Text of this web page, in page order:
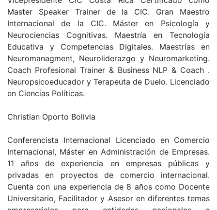
Master Speaker Trainer de la CIC. Gran Maestro
Internacional de la CIC. Máster en Psicología y
Neurociencias Cognitivas. Maestría en Tecnología
Educativa y Competencias Digitales. Maestrías en
Neuromanagment, Neuroliderazgo y Neuromarketing.
Coach Profesional Trainer & Business NLP & Coach .
Neuropsicoeducador y Terapeuta de Duelo. Licenciado
en Ciencias Políticas.
Christian Oporto Bolivia
Conferencista Internacional Licenciado en Comercio
Internacional, Máster en Administración de Empresas.
11 años de experiencia en empresas públicas y
privadas en proyectos de comercio internacional.
Cuenta con una experiencia de 8 años como Docente
Universitario, Facilitador y Asesor en diferentes temas